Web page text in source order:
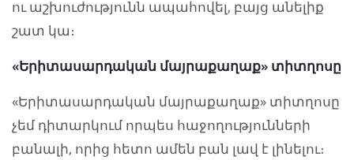
ու աշխուժությունն ապահովել, բայց անելիք
շատ կա։
«Երիտասարդական մայրաքաղաք» տիտղոսը
«Երիտասարդական մայրաքաղաք» տիտղոսը
չեմ դիտարկում որպես հաջողությունների
բանալի, որից հետո ամեն բան լավ է լինելու։